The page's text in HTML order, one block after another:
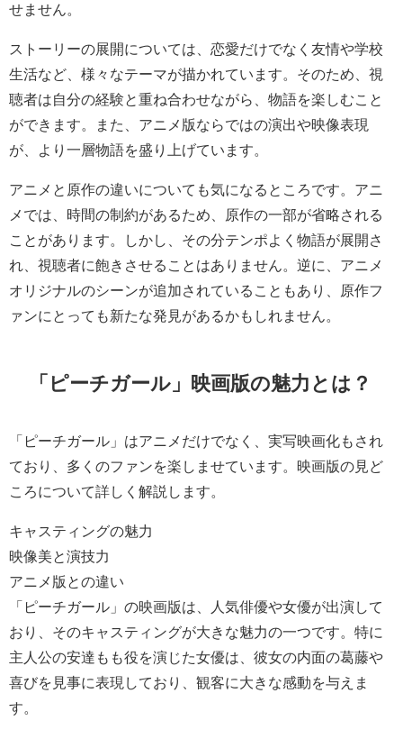
せません。
ストーリーの展開については、恋愛だけでなく友情や学校
生活など、様々なテーマが描かれています。そのため、視
聴者は自分の経験と重ね合わせながら、物語を楽しむこと
ができます。また、アニメ版ならではの演出や映像表現
が、より一層物語を盛り上げています。
アニメと原作の違いについても気になるところです。アニ
メでは、時間の制約があるため、原作の一部が省略される
ことがあります。しかし、その分テンポよく物語が展開さ
れ、視聴者に飽きさせることはありません。逆に、アニメ
オリジナルのシーンが追加されていることもあり、原作フ
ァンにとっても新たな発見があるかもしれません。
「ピーチガール」映画版の魅力とは？
「ピーチガール」はアニメだけでなく、実写映画化もされ
ており、多くのファンを楽しませています。映画版の見ど
ころについて詳しく解説します。
キャスティングの魅力
映像美と演技力
アニメ版との違い
「ピーチガール」の映画版は、人気俳優や女優が出演して
おり、そのキャスティングが大きな魅力の一つです。特に
主人公の安達もも役を演じた女優は、彼女の内面の葛藤や
喜びを見事に表現しており、観客に大きな感動を与えま
す。